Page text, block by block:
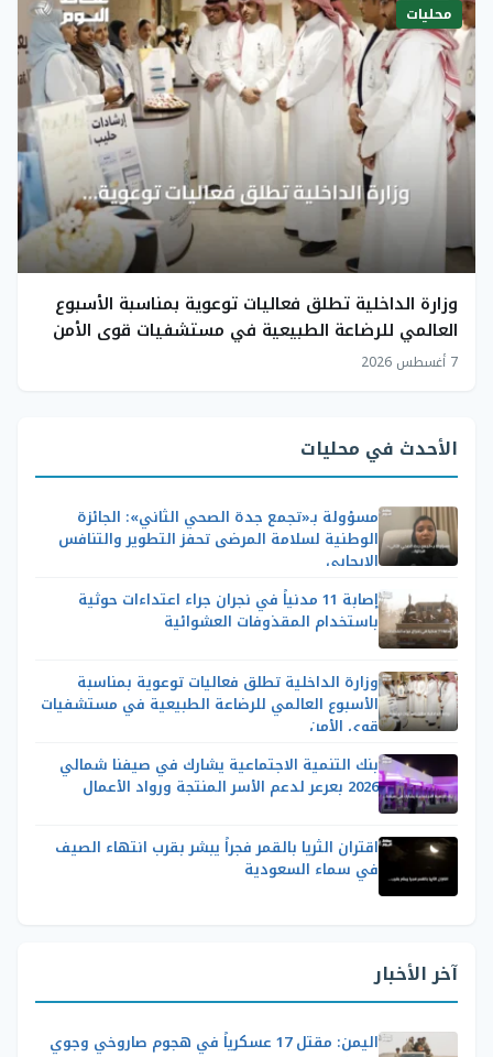
محليات
وزارة الداخلية تطلق فعاليات توعوية بمناسبة الأسبوع
العالمي للرضاعة الطبيعية في مستشفيات قوى الأمن
7 أغسطس 2026
الأحدث في محليات
مسؤولة بـ«تجمع جدة الصحي الثاني»: الجائزة
الوطنية لسلامة المرضى تحفز التطوير والتنافس
الإيجابي
إصابة 11 مدنياً في نجران جراء اعتداءات حوثية
باستخدام المقذوفات العشوائية
وزارة الداخلية تطلق فعاليات توعوية بمناسبة
الأسبوع العالمي للرضاعة الطبيعية في مستشفيات
قوى الأمن
بنك التنمية الاجتماعية يشارك في صيفنا شمالي
2026 بعرعر لدعم الأسر المنتجة ورواد الأعمال
اقتران الثريا بالقمر فجراً يبشر بقرب انتهاء الصيف
في سماء السعودية
آخر الأخبار
اليمن: مقتل 17 عسكرياً في هجوم صاروخي وجوي